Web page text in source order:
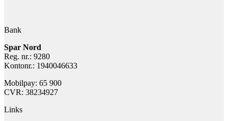
Bank
Spar Nord
Reg. nr.: 9280
Kontonr.: 1940046633
Mobilpay: 65 900
CVR: 38234927
Links